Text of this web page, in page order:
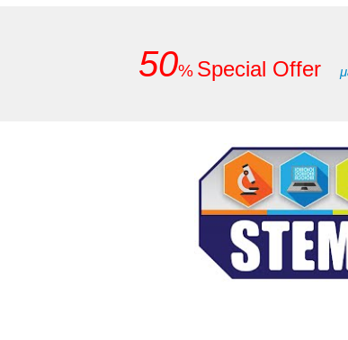
50% Special Offer